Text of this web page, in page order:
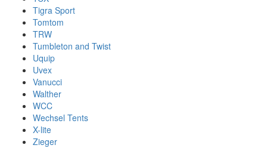
Tigra Sport
Tomtom
TRW
Tumbleton and Twist
Uquip
Uvex
Vanucci
Walther
WCC
Wechsel Tents
X-lite
Zieger